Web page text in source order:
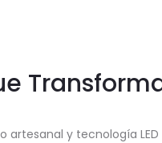
artesanal y tecnología